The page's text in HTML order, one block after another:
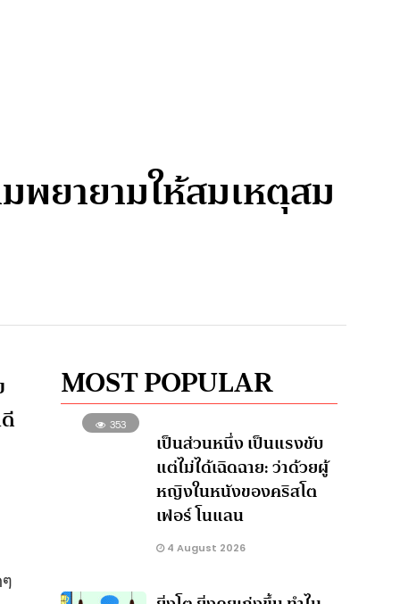
พยายามให้สมเหตุสม
MOST POPULAR
353
เป็นส่วนหนึ่ง เป็นแรงขับ
แต่ไม่ได้เฉิดฉาย: ว่าด้วยผู้
หญิงในหนังของคริสโต
เฟอร์ โนแลน
4 August 2026